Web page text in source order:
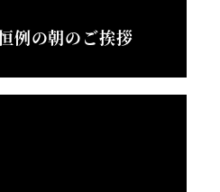
例の朝のご挨拶